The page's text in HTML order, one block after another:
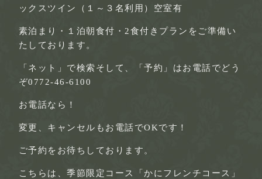
ックスツイン（１～３名利用）空室有
素泊まり・１泊朝食付・2食付きプランをご準備い
たしております。
「ネット」で検索そして、「予約」はお電話でどう
ぞ0772-46-6100
お電話なら！
変更、キャンセルもお電話でOKです！
ご予約をお待ちしております。
こちらは、季節限定コース「かにフレンチコース」